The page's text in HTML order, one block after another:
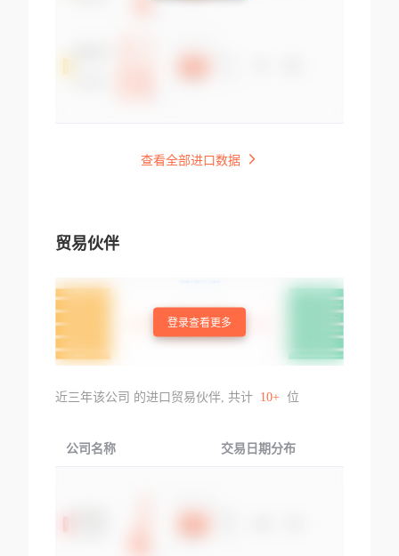
查看全部进口数据
贸易伙伴
登录查看更多
近三年该公司 的进口贸易伙伴, 共计 10+ 位
公司名称 交易日期分布